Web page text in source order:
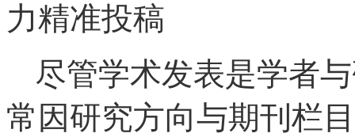
力精准投稿
尽管学术发表是学者
常因研究方向与期刊栏